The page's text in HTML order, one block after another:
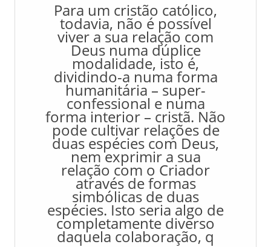
Para um cristão católico,
todavia, não é possível
viver a sua relação com
Deus numa dúplice
modalidade, isto é,
dividindo-a numa forma
humanitária – super-
confessional e numa
forma interior – cristã. Não
pode cultivar relações de
duas espécies com Deus,
nem exprimir a sua
relação com o Criador
através de formas
simbólicas de duas
espécies. Isto seria algo de
completamente diverso
daquela colaboração, q